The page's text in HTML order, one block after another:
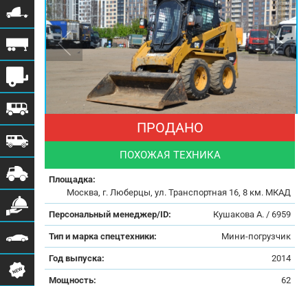
ПРОДАНО
ПОХОЖАЯ ТЕХНИКА
Площадка:
Москва, г. Люберцы, ул. Транспортная 16, 8 км. МКАД
Персональный менеджер/ID: Кушакова А. / 6959
Тип и марка спецтехники: Мини-погрузчик
Год выпуска: 2014
Мощность: 62